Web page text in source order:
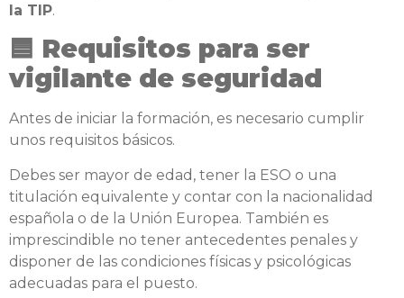
la TIP.
🟦 Requisitos para ser
vigilante de seguridad
Antes de iniciar la formación, es necesario cumplir
unos requisitos básicos.
Debes ser mayor de edad, tener la ESO o una
titulación equivalente y contar con la nacionalidad
española o de la Unión Europea. También es
imprescindible no tener antecedentes penales y
disponer de las condiciones físicas y psicológicas
adecuadas para el puesto.